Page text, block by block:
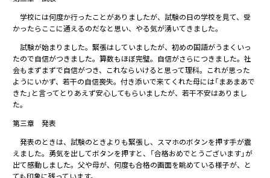
学校には何度か行ったことがありましたが、試験の日の学校を見て、受
かったらここに通えるのだなと思い、やる気が湧いてきました。
試験が始まりました。緊張はしていましたが、初めの国語がうまくいっ
たので自信がつきました。算数もほぼ完璧。自信がさらにつきました。社
会もまずまずで自信がつき、これならいけると思って理科。これが思った
ようにいかず、若干の自信喪失。付き添いで来てくれた母には「まあまあで
きた」と言ってとりあえず安心してもらいましたが、若干不安はありまし
た。
第三章 発表
発表のときは、試験のときよりも緊張し、スマホのボタンを押す手が震
えました。勇気を出してボタンを押すと、「合格おめでとうございます」が
出て感動しました。父や母が、何度も合格の画面を眺めている様子が、と
ても印象に残っています。